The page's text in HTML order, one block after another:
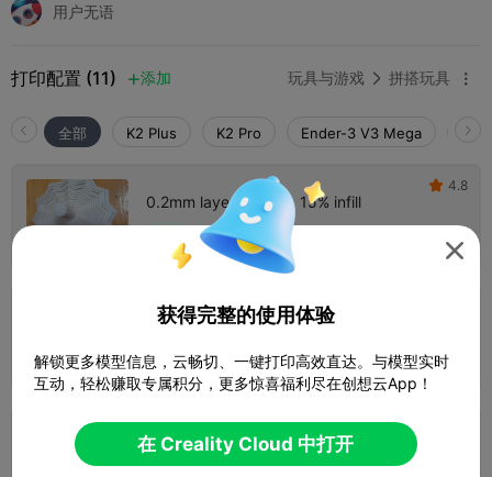
用户无语
打印配置 (11) 添加 玩具与游戏  拼搭玩具 
全部 K2 Plus K2 Pro Ender-3 V3 Mega K2
0.2mm layer, 2 walls, 15% infill
 02h 09m 
 4.8
0.2mm layer, 2 walls, 15% infill
 03h 17m  1 盘  101.17g
0.2mm layer, 2 walls, 15 infill

获得完整的使用体验
解锁更多模型信息，云畅切、一键打印高效直达。与模型实时
互动，轻松赚取专属积分，更多惊喜福利尽在创想云App！
在 Creality Cloud 中打开